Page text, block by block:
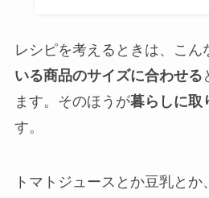
レシピを考えるときは、こん
いる商品のサイズに合わせる
ます。そのほうが暮らしに取
す。
トマトジュースとか豆乳とか